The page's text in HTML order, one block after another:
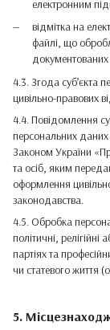
електронним
відмітка на
файлі, що
4.3. Згода суб’єкта
цивільно-правових
4.4. Повідомлення
персональних
Законом України
та осіб, яким
оформлення
законодавства.
4.5. Обробка
політичні,
партіях та
чи статевого життя
5.